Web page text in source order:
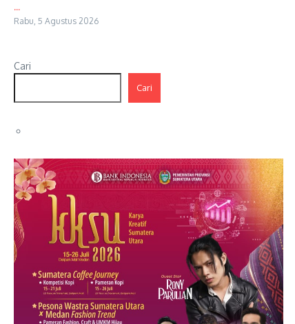
...
Rabu, 5 Agustus 2026
Cari
Cari